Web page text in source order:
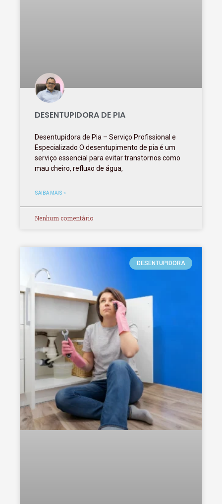
DESENTUPIDORA DE PIA
Desentupidora de Pia – Serviço Profissional e
Especializado O desentupimento de pia é um
serviço essencial para evitar transtornos como
mau cheiro, refluxo de água,
SAIBA MAIS »
Nenhum comentário
DESENTUPIDORA